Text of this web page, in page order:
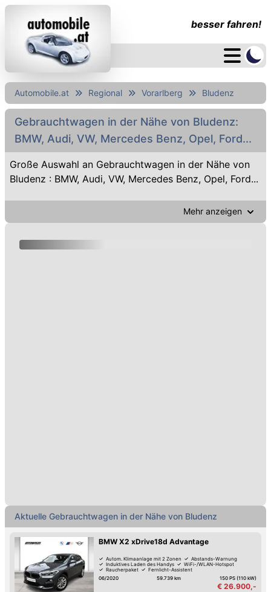
besser fahren!
Automobile.at Regional Vorarlberg Bludenz
Gebrauchtwagen in der Nähe von Bludenz:
BMW, Audi, VW, Mercedes Benz, Opel, Ford...
Große Auswahl an Gebrauchtwagen in der Nähe von
Bludenz : BMW, Audi, VW, Mercedes Benz, Opel, Ford...
Mehr anzeigen
Aktuelle Gebrauchtwagen in der Nähe von Bludenz
BMW X2 xDrive18d Advantage
Autom. Klimaanlage mit 2 Zonen
Abstands-Warnung
Induktives Laden des Handys
WiFi-/WLAN-Hotspot
Raucherpaket
Fernlicht-Assistent
Verkehrszeichen-Erkennung
06/2020 59.739 km 150 PS (110 kW)
€ 26.900,-